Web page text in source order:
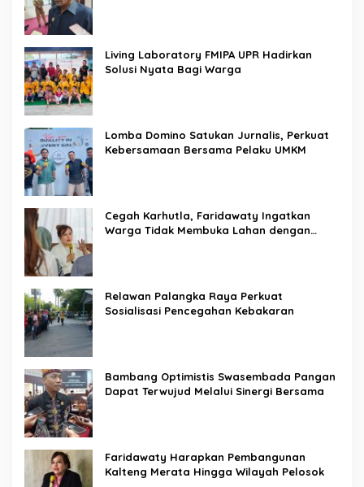
Living Laboratory FMIPA UPR Hadirkan
Solusi Nyata Bagi Warga
Lomba Domino Satukan Jurnalis, Perkuat
Kebersamaan Bersama Pelaku UMKM
Cegah Karhutla, Faridawaty Ingatkan
Warga Tidak Membuka Lahan dengan
Relawan Palangka Raya Perkuat
Sosialisasi Pencegahan Kebakaran
Bambang Optimistis Swasembada Pangan
Dapat Terwujud Melalui Sinergi Bersama
Faridawaty Harapkan Pembangunan
Kalteng Merata Hingga Wilayah Pelosok